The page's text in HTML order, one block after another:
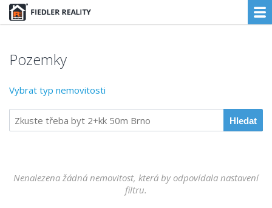
Pozemky
Vybrat typ nemovitosti
Nenalezena žádná nemovitost, která by odpovídala nastavení
filtru.